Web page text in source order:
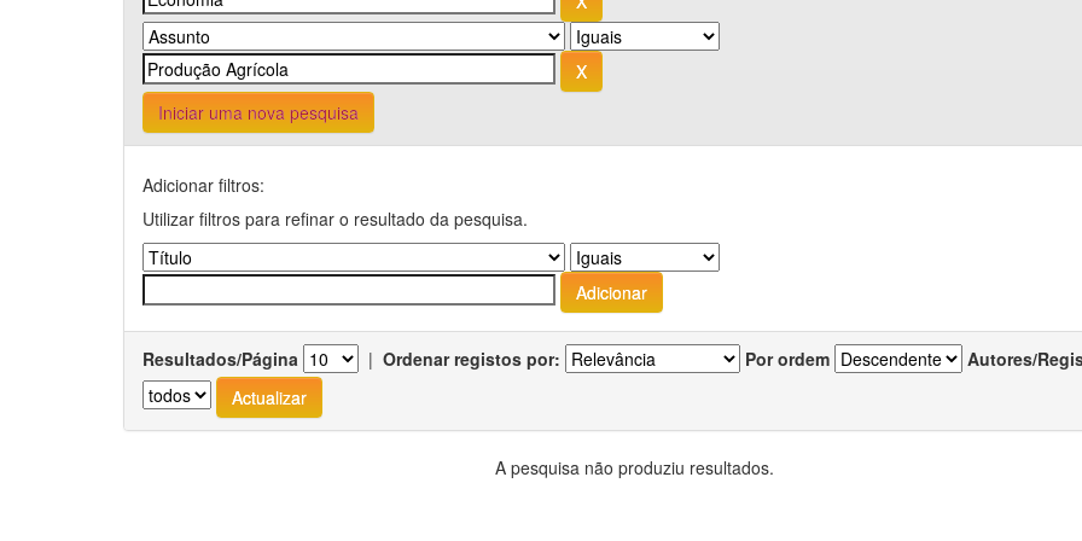
Iniciar uma nova pesquisa
Adicionar filtros:
Utilizar filtros para refinar o resultado da pesquisa.
Resultados/Página | Ordenar registos por: Por ordem Autores/
A pesquisa não produziu resultados.